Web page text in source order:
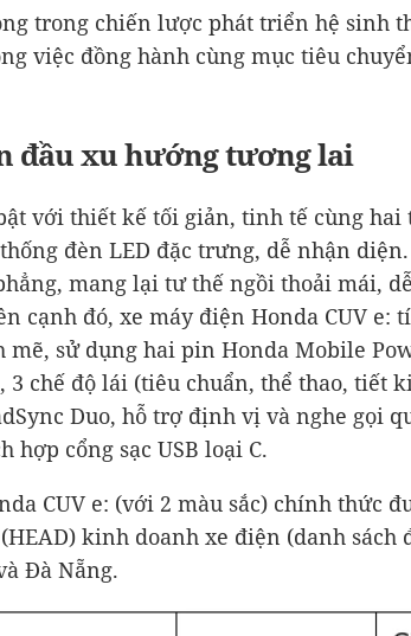
trong chiến lược phát triển hệ sinh
việc đồng hành cùng mục tiêu
đầu xu hướng tương lai
với thiết kế tối giản, tinh tế cùng
đèn LED đặc trưng, dễ nhận
mang lại tư thế ngồi thoải mái,
cạnh đó, xe máy điện Honda CUV
sử dụng hai pin Honda Mobile
3 chế độ lái (tiêu chuẩn, thể thao, tiết
Duo, hỗ trợ định vị và nghe gọi
hợp cổng sạc USB loại C.
CUV e: (với 2 màu sắc) chính thức
kinh doanh xe điện (danh
Đà Nẵng.